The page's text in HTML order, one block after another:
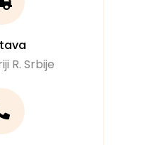
R. Srbije